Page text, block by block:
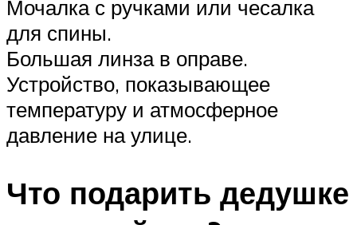
Мочалка с ручками или чесалка
для спины.
Большая линза в оправе.
Устройство, показывающее
температуру и атмосферное
давление на улице.
Что подарить дедушке